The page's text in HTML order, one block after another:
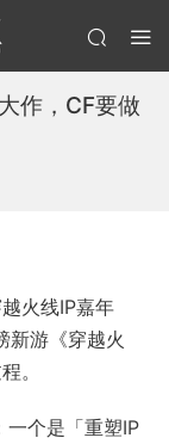
作，CF要做
火线IP嘉年
新游《穿越火
。
一个是「重塑IP